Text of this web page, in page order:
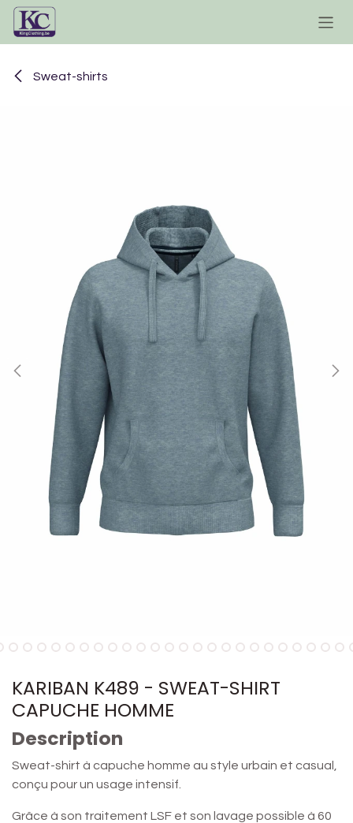
Se rendre au contenu
Sweat-shirts
KARIBAN K489 - SWEAT-SHIRT
CAPUCHE HOMME
Description
Sweat-shirt à capuche homme au style urbain et casual,
conçu pour un usage intensif.
Grâce à son traitement LSF et son lavage possible à 60